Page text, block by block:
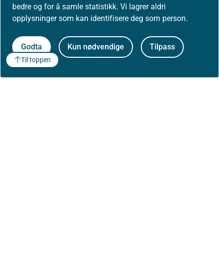
bedre og for å samle statistikk. Vi lagrer aldri
opplysninger som kan identifisere deg som person.
Godta Kun nødvendige Tilpass
Til toppen